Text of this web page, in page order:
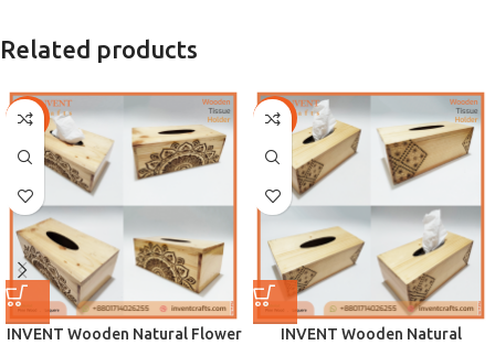
Related products
-21%
INVENT Wooden Natural Flower
-21%
INVENT Wooden Natural